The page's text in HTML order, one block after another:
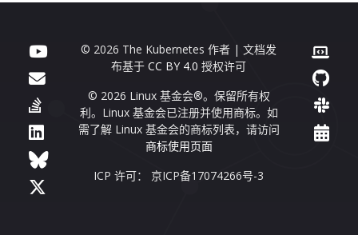
© 2026 The Kubernetes 作者 | 文档发
布基于CC BY 4.0 授权许可
© 2026 Linux 基金会®。保留所有权
利。Linux 基金会已注册并使用商标。如
需了解 Linux 基金会的商标列表，请访问
商标使用页面
ICP 许可： 京ICP备17074266号-3